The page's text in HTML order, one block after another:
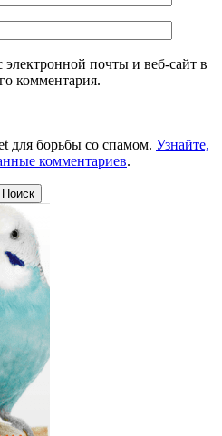
почты и веб-сайт в
комментария.
для борьбы со спамом. Узнайте,
комментариев.